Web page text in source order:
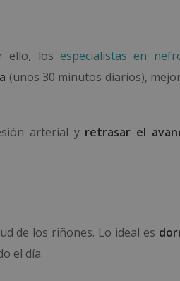
ello, los especialistas en
(unos 30 minutos diarios),
arterial y retrasar el
de los riñones. Lo ideal es
el día.